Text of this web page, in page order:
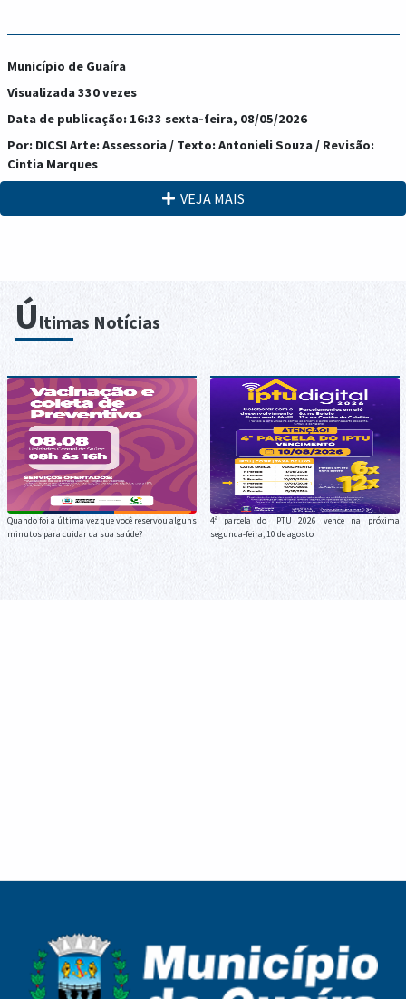
Município de Guaíra
Visualizada 330 vezes
Data de publicação: 16:33 sexta-feira, 08/05/2026
Por: DICSI Arte: Assessoria / Texto: Antonieli Souza / Revisão:
Cintia Marques
VEJA MAIS
Últimas Notícias
Quando foi a última vez que você reservou alguns
minutos para cuidar da sua saúde?
4ª parcela do IPTU 2026 vence na próxima
segunda-feira, 10 de agosto
Melhor Idade celebra o Dia dos Pais com
confraternização, cultura e fortalecimento de
vínculos em Guaíra
Campanha Nacional de Multivacinação reforça a
importância da atualização da carteira de
vacinação em Guaíra